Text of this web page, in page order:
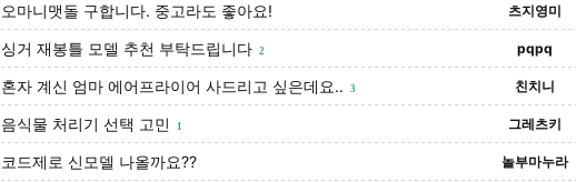
오마니맷돌 구합니다. 중고라도 좋아요! 츠지영미
싱거 재봉틀 모델 추천 부탁드립니다 2 pqpq
혼자 계신 엄마 에어프라이어 사드리고 싶은데요.. 3 친치니
음식물 처리기 선택 고민 1 그레츠키
코드제로 신모델 나올까요?? 놀부마누라